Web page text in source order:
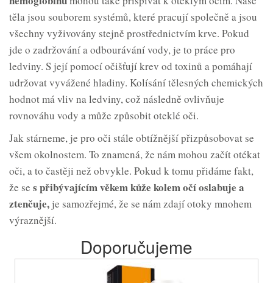
těla jsou souborem systémů, které pracují společně a jsou
všechny vyživovány stejně prostřednictvím krve. Pokud
jde o zadržování a odbourávání vody, je to práce pro
ledviny. S její pomocí očišťují krev od toxinů a pomáhají
udržovat vyvážené hladiny. Kolísání tělesných chemických
hodnot má vliv na ledviny, což následně ovlivňuje
rovnováhu vody a může způsobit oteklé oči.
Jak stárneme, je pro oči stále obtížnější přizpůsobovat se
všem okolnostem. To znamená, že nám mohou začít otékat
oči, a to častěji než obvykle. Pokud k tomu přidáme fakt,
že se s přibývajícím věkem kůže kolem očí oslabuje a
ztenčuje, je samozřejmé, že se nám zdají otoky mnohem
výraznější.
Doporučujeme